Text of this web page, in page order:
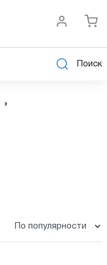
Поиск